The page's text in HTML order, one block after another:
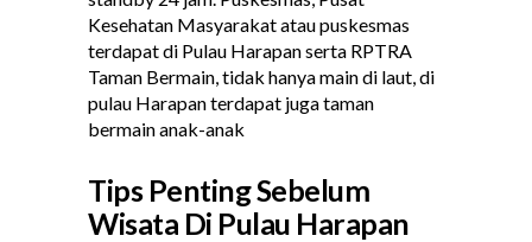
Kesehatan Masyarakat atau puskesmas
terdapat di Pulau Harapan serta RPTRA
Taman Bermain, tidak hanya main di laut, di
pulau Harapan terdapat juga taman
bermain anak-anak
Tips Penting Sebelum
Wisata Di Pulau Harapan